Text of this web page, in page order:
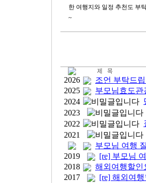
한 여행지와 일정 추천도 부
~
2026
조언 부탁드
2025
부모님효도관
2024
2023
2022
2021
부모님 여행
2019
[re] 부모님
2018
해외여행할인
2017
[re] 해외여